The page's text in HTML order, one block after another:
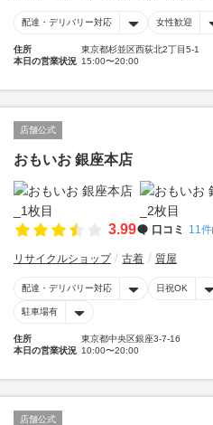
配達・デリバリー対応 女性歓迎
住所
東京都杉並区西荻北2丁目5-1
本日の営業状況 15:00〜20:00
店舗公式
おもいお 銀座本店
3.99 口コミ 11件
リサイクルショップ 古着 質屋
配達・デリバリー対応 日祝OK
駐車場有
住所
東京都中央区銀座3-7-16
本日の営業状況 10:00〜20:00
店舗公式